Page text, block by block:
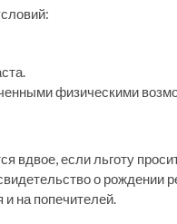
физическими
вдвое, если льготу
о рождении
и на попечителей.